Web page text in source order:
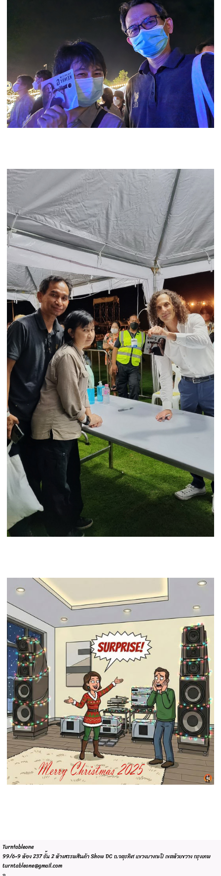
Turntableone
99/6-9 ห้อง 237 ชั้น 2 ห้างสรรพสินค้า Show DC ถ.จตุรทิศ แขวงบางกะปิ เขตห้วยขวาง กรุงเทพ
turntableone@gmail.com